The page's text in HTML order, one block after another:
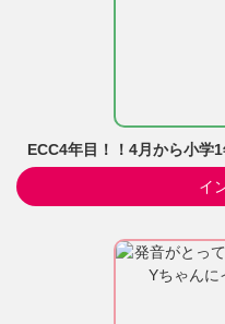
ECC4年目！！4月から小
イ